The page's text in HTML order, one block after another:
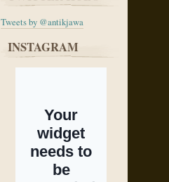
Tweets by @antikjawa
INSTAGRAM